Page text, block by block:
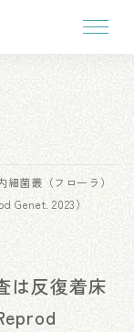
細菌叢（フローラ）
Genet. 2023）
は反復着床